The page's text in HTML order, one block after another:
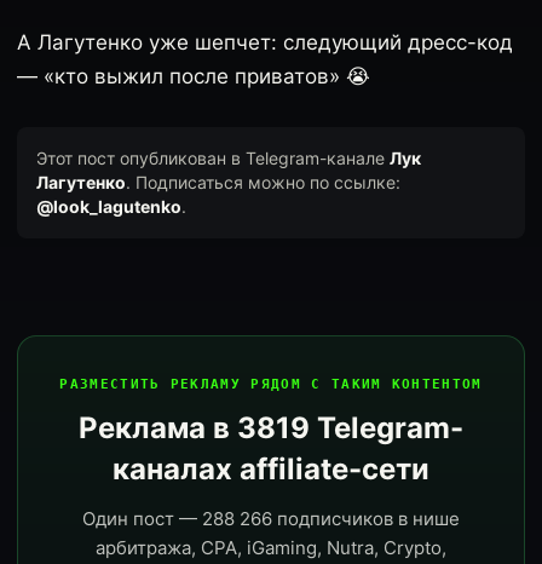
А Лагутенко уже шепчет: следующий дресс-код
— «кто выжил после приватов» 😭
Этот пост опубликован в Telegram-канале Лук
Лагутенко. Подписаться можно по ссылке:
@look_lagutenko.
РАЗМЕСТИТЬ РЕКЛАМУ РЯДОМ С ТАКИМ КОНТЕНТОМ
Реклама в 3819 Telegram-
каналах affiliate-сети
Один пост — 288 266 подписчиков в нише
арбитража, CPA, iGaming, Nutra, Crypto,